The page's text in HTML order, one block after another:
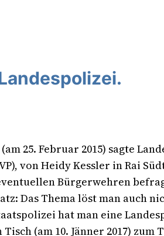
25. Februar 2015) sagte
von Heidy Kessler in Rai
Bürgerwehren
Das Thema löst man auch
hat man eine
(am 10. Jänner 2017) zum